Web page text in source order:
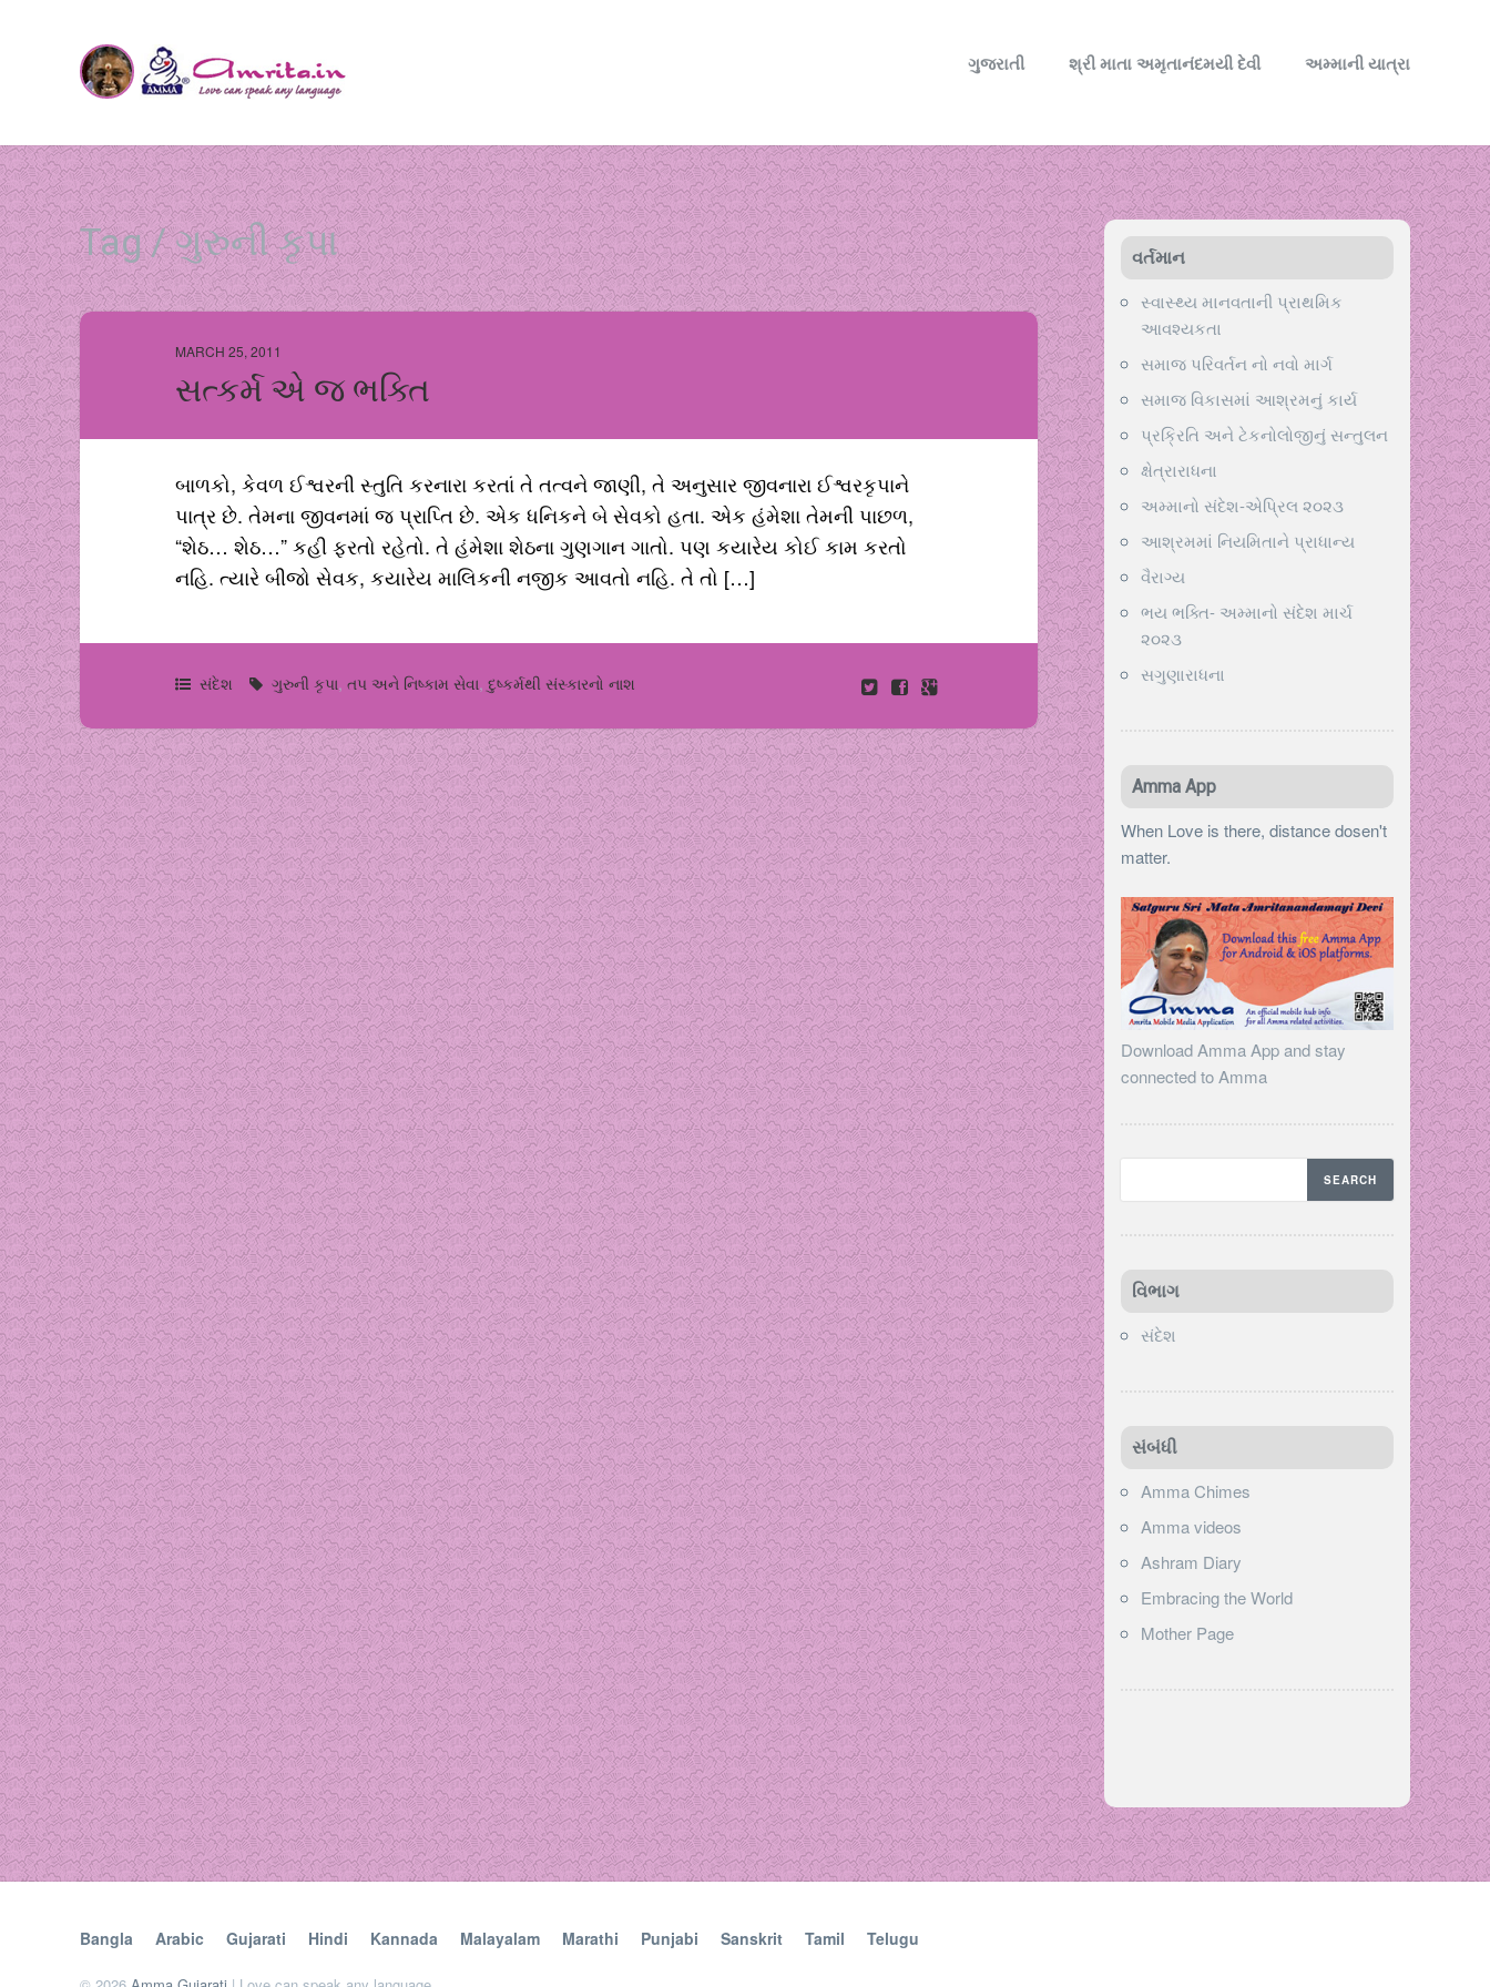
ગુજરાતી શ્રી માતા અમૃતાનંદમયી દેવી અમ્માની યાત્રા
Tag / ગુરુની કૃપા
MARCH 25, 2011
સત્કર્મ એ જ ભક્તિ
બાળકો, કેવળ ઈશ્વરની સ્તુતિ કરનારા કરતાં તે તત્વને જાણી, તે અનુસાર જીવનારા ઈશ્વરકૃપાને
પાત્ર છે. તેમના જીવનમાં જ પ્રાપ્તિ છે. એક ધનિકને બે સેવકો હતા. એક હંમેશા તેમની પાછળ,
“શેઠ… શેઠ…” કહી ફરતો રહેતો. તે હંમેશા શેઠના ગુણગાન ગાતો. પણ કયારેય કોઈ કામ કરતો
નહિ. ત્યારે બીજો સેવક, કયારેય માલિકની નજીક આવતો નહિ. તે તો […]
સંદેશ ગુરુની કૃપા,તપ અને નિષ્કામ સેવા,દુષ્કર્મથી સંસ્કારનો નાશ
વર્તમાન
સ્વાસ્થ્ય માનવતાની પ્રાથમિક
આવશ્યકતા
સમાજ પરિવર્તન નો નવો માર્ગ
સમાજ વિકાસમાં આશ્રમનું કાર્ય
પ્રક્રિતિ અને ટેકનોલોજીનું સન્તુલન
ક્ષેત્રારાધના
અમ્માનો સંદેશ-એપ્રિલ ૨૦૨૩
આશ્રમમાં નિયમિતાને પ્રાધાન્ય
વૈરાગ્ય
ભય ભક્તિ- અમ્માનો સંદેશ માર્ચ
૨૦૨૩
સગુણારાધના
Amma App
When Love is there, distance dosen't
matter.
Download Amma App and stay
connected to Amma
વિભાગ
સંદેશ
સંબંધી
Amma Chimes
Amma videos
Ashram Diary
Embracing the World
Mother Page
Bangla Arabic Gujarati Hindi Kannada Malayalam Marathi Punjabi Sanskrit Tamil Telugu